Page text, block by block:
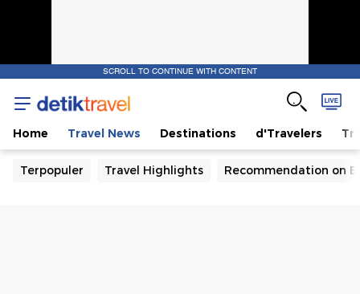
SCROLL TO CONTINUE WITH CONTENT
Home Travel News Destinations d'Travelers
Terpopuler Travel Highlights Recommendation on